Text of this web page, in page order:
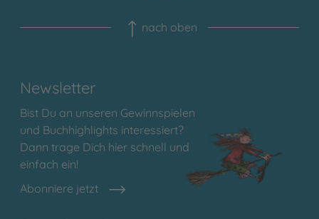
nach oben
Newsletter
Bist Du an unseren Gewinnspielen
und Buchhighlights interessiert?
Dann trage Dich hier schnell und
einfach ein!
Abonniere jetzt